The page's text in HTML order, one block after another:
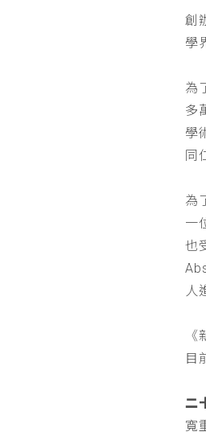
創
學
為
多
學
同
為
一
也
人
目
二
寬